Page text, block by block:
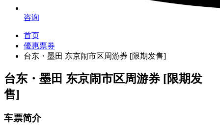
咨询
首页
優惠票券
台东・墨田 东京闹市区周游券 [限期发售]
台东・墨田 东京闹市区周游券 [限期发
售]
车票简介